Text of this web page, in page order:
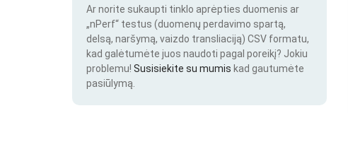
Ar norite sukaupti tinklo aprėpties duomenis ar
„nPerf“ testus (duomenų perdavimo spartą,
delsą, naršymą, vaizdo transliaciją) CSV formatu,
kad galėtumėte juos naudoti pagal poreikį? Jokiu
problemu! Susisiekite su mumis kad gautumėte
pasiūlymą.